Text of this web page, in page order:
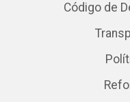
Código de